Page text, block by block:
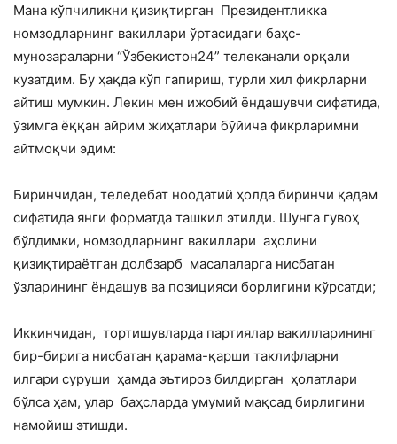
Мана кўпчиликни қизиқтирган Президентликка
номзодларнинг вакиллари ўртасидаги баҳс-
мунозараларни “Ўзбекистон24” телеканали орқали
кузатдим. Бу ҳақда кўп гапириш, турли хил фикрларни
айтиш мумкин. Лекин мен ижобий ёндашувчи сифатида,
ўзимга ёққан айрим жиҳатлари бўйича фикрларимни
айтмоқчи эдим:
Биринчидан, теледебат ноодатий ҳолда биринчи қадам
сифатида янги форматда ташкил этилди. Шунга гувоҳ
бўлдимки, номзодларнинг вакиллари аҳолини
қизиқтираётган долбзарб масалаларга нисбатан
ўзларининг ёндашув ва позицияси борлигини кўрсатди;
Иккинчидан, тортишувларда партиялар вакилларининг
бир-бирига нисбатан қарама-қарши таклифларни
илгари суруши ҳамда эътироз билдирган ҳолатлари
бўлса ҳам, улар баҳсларда умумий мақсад бирлигини
намойиш этишди.